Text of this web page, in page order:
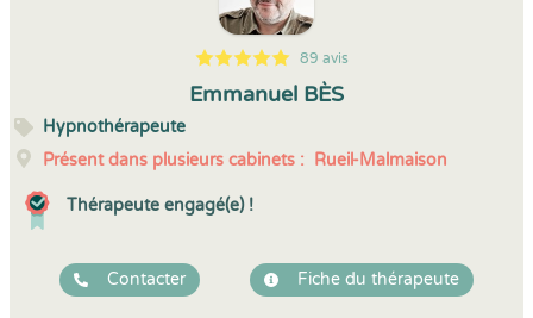
5
1
5
89 89 avis
Emmanuel BÈS
Hypnothérapeute
Présent dans plusieurs cabinets : Rueil-Malmaison
Thérapeute engagé(e) !
Contacter Fiche du thérapeute